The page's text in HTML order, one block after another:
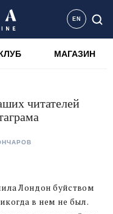
EN
МАГАЗИН
читателей
Лондон буйством
в нем не был.